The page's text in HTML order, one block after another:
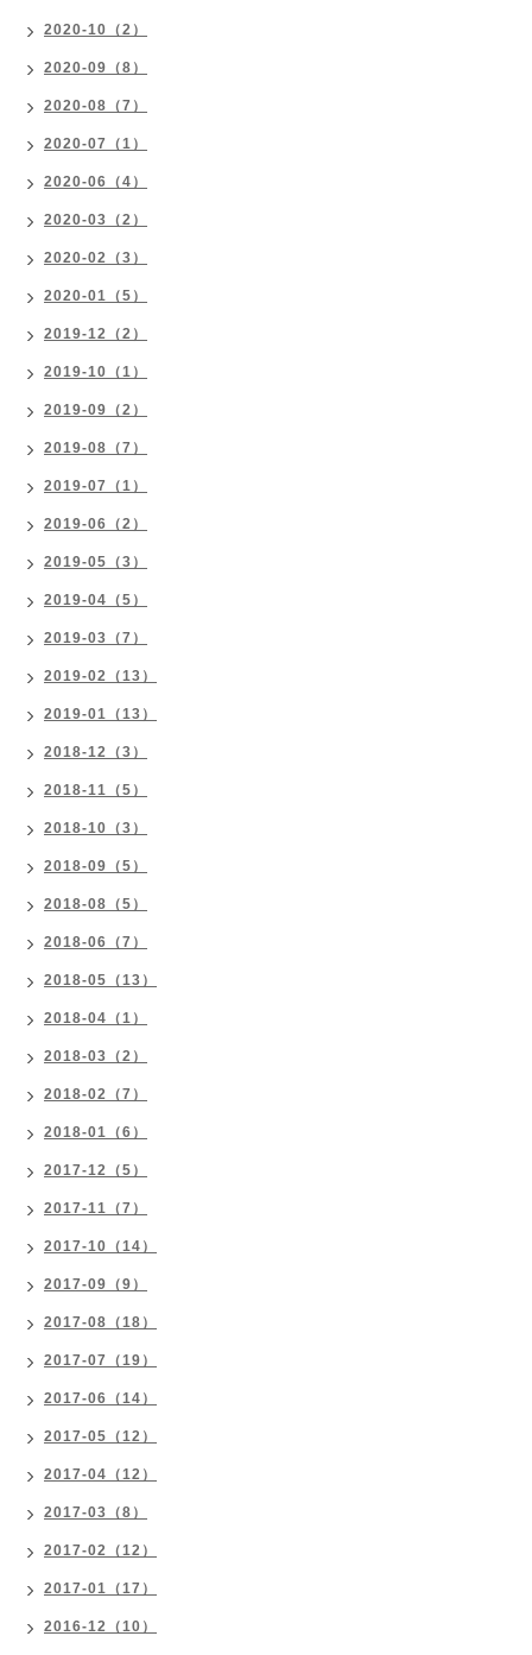
2020-10（2）
2020-09（8）
2020-08（7）
2020-07（1）
2020-06（4）
2020-03（2）
2020-02（3）
2020-01（5）
2019-12（2）
2019-10（1）
2019-09（2）
2019-08（7）
2019-07（1）
2019-06（2）
2019-05（3）
2019-04（5）
2019-03（7）
2019-02（13）
2019-01（13）
2018-12（3）
2018-11（5）
2018-10（3）
2018-09（5）
2018-08（5）
2018-06（7）
2018-05（13）
2018-04（1）
2018-03（2）
2018-02（7）
2018-01（6）
2017-12（5）
2017-11（7）
2017-10（14）
2017-09（9）
2017-08（18）
2017-07（19）
2017-06（14）
2017-05（12）
2017-04（12）
2017-03（8）
2017-02（12）
2017-01（17）
2016-12（10）